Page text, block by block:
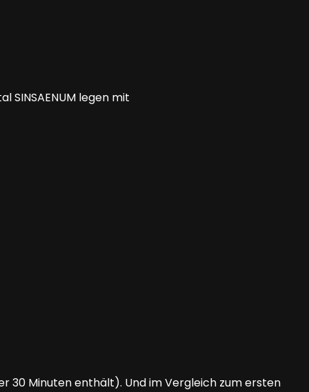
SINSAENUM legen mit
30 Minuten enthält). Und im Vergleich zum ersten